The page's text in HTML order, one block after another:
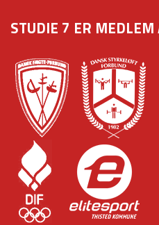
STUDIE 7 ER MEDLEM